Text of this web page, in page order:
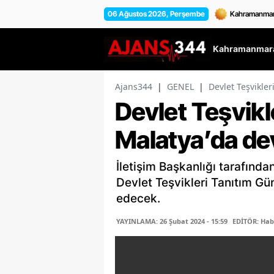
06 Ağustos 2026, Perşembe
Ajans344 | GENEL | Devlet
Devlet
Malatya’da
İletişim Başkanlığı
Devlet Teşvikleri Tanıtım
edecek.
YAYINLAMA: 26 Şubat 2024 - 15:59 EDİTÖR: